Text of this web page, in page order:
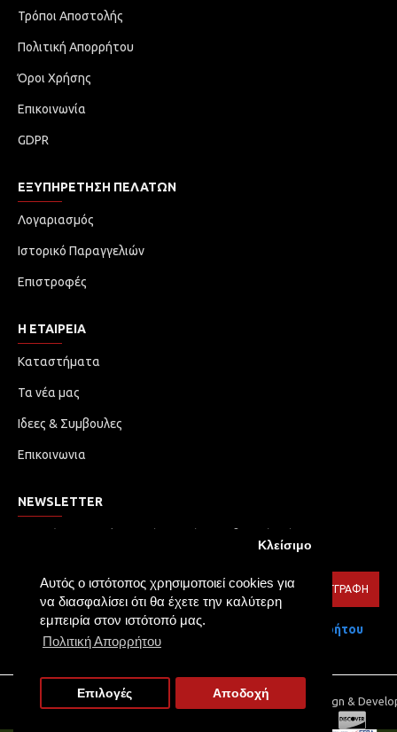
Αυτός ο ιστότοπος χρησιμοποιεί cookies για
να διασφαλίσει ότι θα έχετε την καλύτερη
εμπειρία στον ιστότοπό μας.
Πολιτική Απορρήτου
Κλείσιμο
Επιλογές Αποδοχή
Τρόποι Αποστολής
Πολιτική Απορρήτου
Όροι Χρήσης
Επικοινωνία
GDPR
ΕΞΥΠΗΡΈΤΗΣΗ ΠΕΛΑΤΏΝ
Λογαριασμός
Ιστορικό Παραγγελιών
Επιστροφές
Η ΕΤΑΙΡΕΙΑ
Καταστήματα
Τα νέα μας
Ιδεες & Συμβουλες
Επικοινωνια
NEWSLETTER
ΕΓΓΡΑΦΉ
Έχω διαβάσει και αποδέχομαι τους Πολιτική Απορρήτου
Copyright © 2021, TOLIA LED, All Rights Reserved | Web Design &